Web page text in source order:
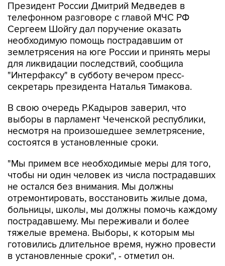
Президент России Дмитрий Медведев в
телефонном разговоре с главой МЧС РФ
Сергеем Шойгу дал поручение оказать
необходимую помощь пострадавшим от
землетрясения на юге России и принять меры
для ликвидации последствий, сообщила
"Интерфаксу" в субботу вечером пресс-
секретарь президента Наталья Тимакова.
В свою очередь Р.Кадыров заверил, что
выборы в парламент Чеченской республики,
несмотря на произошедшее землетрясение,
состоятся в установленные сроки.
"Мы примем все необходимые меры для того,
чтобы ни один человек из числа пострадавших
не остался без внимания. Мы должны
отремонтировать, восстановить жилые дома,
больницы, школы, мы должны помочь каждому
пострадавшему. Мы переживали и более
тяжелые времена. Выборы, к которым мы
готовились длительное время, нужно провести
в установленные сроки", - отметил он.